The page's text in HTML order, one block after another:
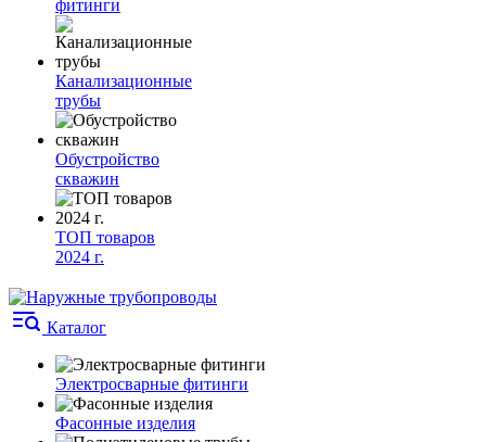
фитинги
Канализационные
трубы
Обустройство
скважин
ТОП товаров
2024 г.
Каталог
Электросварные фитинги
Фасонные изделия